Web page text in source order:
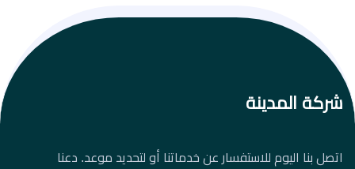
شركة المدينة
اتصل بنا اليوم للاستفسار عن خدماتنا أو لتحديد موعد. دعنا